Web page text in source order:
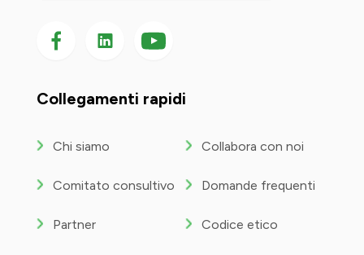
Seguici su Facebook
Seguici su LinkedIn
Seguici
su
Collegamenti rapidi
Chi siamo
Comitato consultivo
Partner
Collabora con noi
Domande frequenti
Codice etico